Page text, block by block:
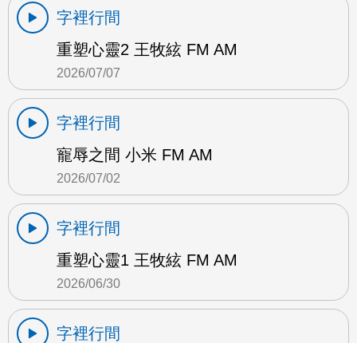
字裡行間
重塑心靈2 王牧絃 FM AM
2026/07/07
字裡行間
寵辱之間 小米 FM AM
2026/07/02
字裡行間
重塑心靈1 王牧絃 FM AM
2026/06/30
字裡行間